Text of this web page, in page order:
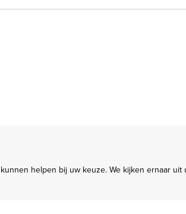
helpen bij uw keuze. We kijken ernaar